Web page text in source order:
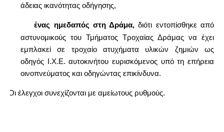
άδειας ικανότητας οδήγησης,
ένας ημεδαπός στη Δράμα, διότι εντοπίσθηκε από
αστυνομικούς του Τμήματος Τροχαίας Δράμας να έχει
εμπλακεί σε τροχαίο ατυχήματα υλικών ζημιών ως
οδηγός Ι.Χ.Ε. αυτοκινήτου ευρισκόμενος υπό τη επήρεια
οινοπνεύματος και οδηγώντας επικίνδυνα.
Οι έλεγχοι συνεχίζονται με αμείωτους ρυθμούς.